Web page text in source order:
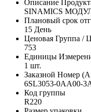
Описание
SINAMICS
Плановый срок
15 День
Ценовая Группа /
753
Единицы
1 шт.
Заказной Номер
6SL3053-0AA00-
Код группы
R220